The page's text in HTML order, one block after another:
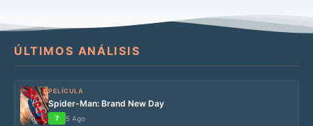
ÚLTIMOS ANÁLISIS
PELÍCULA
Spider-Man: Brand New Day
7 5 Ago